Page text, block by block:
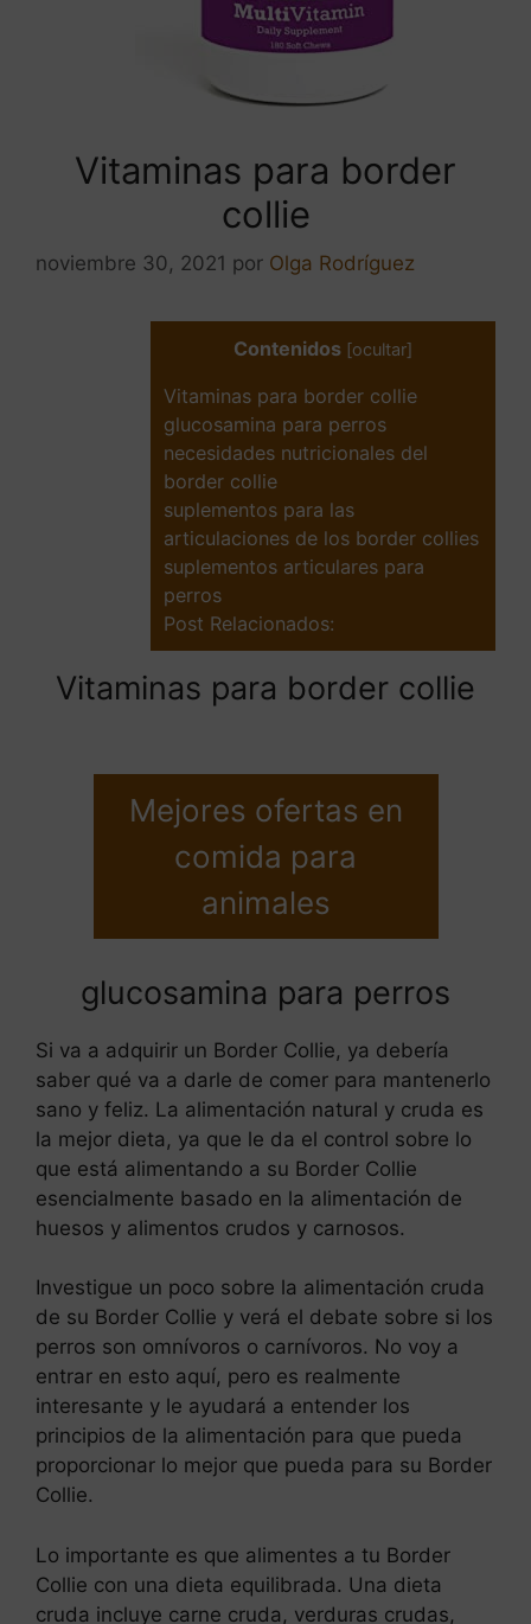
Vitaminas para border
collie
noviembre 30, 2021 por Olga Rodríguez
Contenidos [ocultar]
Vitaminas para border collie
glucosamina para perros
necesidades nutricionales del
border collie
suplementos para las
articulaciones de los border collies
suplementos articulares para
perros
Post Relacionados:
Vitaminas para border collie
Mejores ofertas en
comida para
animales
glucosamina para perros
Si va a adquirir un Border Collie, ya debería
saber qué va a darle de comer para mantenerlo
sano y feliz. La alimentación natural y cruda es
la mejor dieta, ya que le da el control sobre lo
que está alimentando a su Border Collie
esencialmente basado en la alimentación de
huesos y alimentos crudos y carnosos.
Investigue un poco sobre la alimentación cruda
de su Border Collie y verá el debate sobre si los
perros son omnívoros o carnívoros. No voy a
entrar en esto aquí, pero es realmente
interesante y le ayudará a entender los
principios de la alimentación para que pueda
proporcionar lo mejor que pueda para su Border
Collie.
Lo importante es que alimentes a tu Border
Collie con una dieta equilibrada. Una dieta
cruda incluye carne cruda, verduras crudas,